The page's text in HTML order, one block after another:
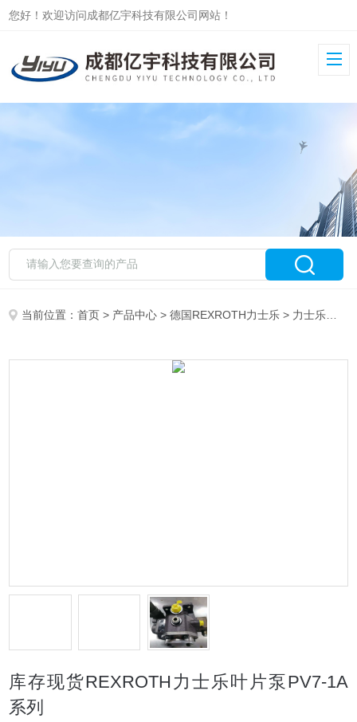
您好！欢迎访问成都亿宇科技有限公司网站！
当前位置：首页 > 产品中心 >德国REXROTH力士乐 > 力士乐叶片泵
库存现货REXROTH力士乐叶片泵PV7-1A
系列